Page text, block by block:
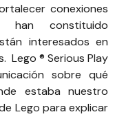
conexiones
han constituido
interesados en
Lego ® Serious Play
sobre qué
estaba nuestro
Lego para explicar